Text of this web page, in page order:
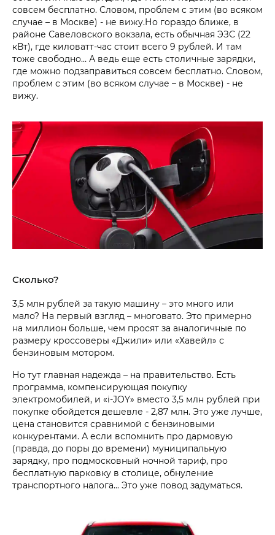
совсем бесплатно. Словом, проблем с этим (во всяком
случае – в Москве) - не вижу.Но гораздо ближе, в
районе Савеловского вокзала, есть обычная ЭЗС (22
кВт), где киловатт-час стоит всего 9 рублей. И там
тоже свободно… А ведь еще есть столичные зарядки,
где можно подзаправиться совсем бесплатно. Словом,
проблем с этим (во всяком случае – в Москве) - не
вижу.
Сколько?
3,5 млн рублей за такую машину – это много или
мало? На первый взгляд – многовато. Это примерно
на миллион больше, чем просят за аналогичные по
размеру кроссоверы «Джили» или «Хавейл» с
бензиновым мотором.
Но тут главная надежда – на правительство. Есть
программа, компенсирующая покупку
электромобилей, и «i‑JOY» вместо 3,5 млн рублей при
покупке обойдется дешевле - 2,87 млн. Это уже лучше,
цена становится сравнимой с бензиновыми
конкурентами. А если вспомнить про дармовую
(правда, до поры до времени) муниципальную
зарядку, про подмосковный ночной тариф, про
бесплатную парковку в столице, обнуление
транспортного налога... Это уже повод задуматься.